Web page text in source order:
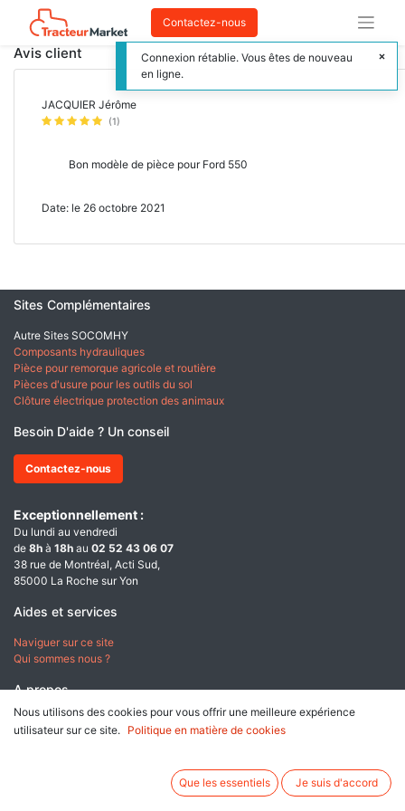
Contactez-nous
Avis client
JACQUIER Jérôme
(1)
Bon modèle de pièce pour Ford 550
Date: le 26 octobre 2021
Sites Complémentaires
Autre Sites SOCOMHY
Composants hydrauliques
Pièce pour remorque agricole et routière
Pièces d'usure pour les outils du sol
Clôture électrique protection des animaux
Besoin D'aide ? Un conseil
Contactez-nous
Exceptionnellement :
Du lundi au vendredi
de 8h à 18h au 02 52 43 06 07
38 rue de Montréal, Acti Sud,
85000 La Roche sur Yon
Aides et services
Naviguer sur ce site
Qui sommes nous ?
A propos
Conditions générales de ventes
Données personnelles & Cookies
Nous utilisons des cookies pour vous offrir une meilleure expérience
utilisateur sur ce site.
Politique en matière de cookies
Que les essentiels Je suis d'accord
Connexion rétablie. Vous êtes de nouveau
en ligne.